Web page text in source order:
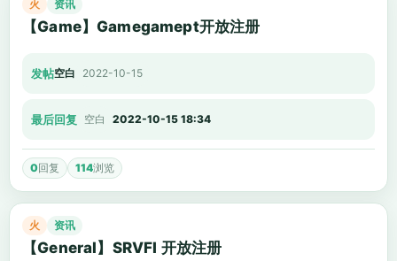
火 资讯
【Game】Gamegamept开放注册
发帖空白 2022-10-15
最后回复 空白 2022-10-15 18:34
0回复 114浏览
火 资讯
【General】SRVFI 开放注册